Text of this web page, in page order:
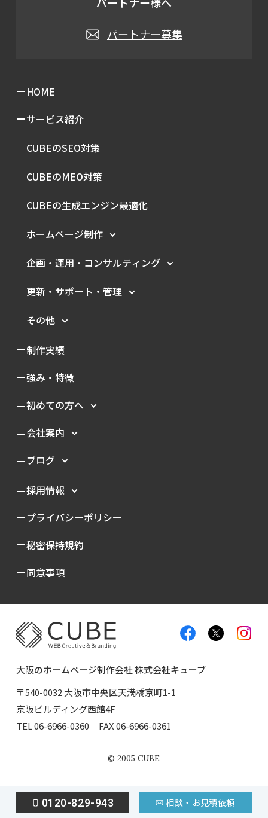
パートナー募集
HOME
サービス紹介
CUBEのSEO対策
CUBEのMEO対策
CUBEの生成エンジン最適化
ホームページ制作
企画・運用・ コンサルティング
更新・サポート・管理
その他
制作実績
強み・特徴
初めての方へ
会社案内
ブログ
採用情報
プライバシーポリシー
秘密保持規約
同意事項
大阪のホームページ制作会社 株式会社キューブ
〒540-0032 大阪市中央区天満橋京町1-1
京阪ビルディング西館4F
TEL06-6966-0360 FAX 06-6966-0361
©2005 CUBE
0120-829-943 相談・お見積依頼